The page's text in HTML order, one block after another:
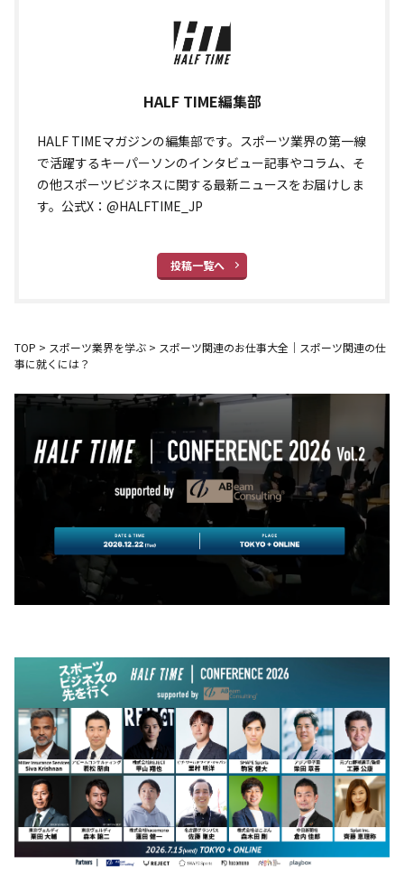
HALF TIME編集部
HALF TIMEマガジンの編集部です。スポーツ業界の第一線
で活躍するキーパーソンのインタビュー記事やコラム、そ
の他スポーツビジネスに関する最新ニュースをお届けしま
す。公式X：@HALFTIME_JP
投稿一覧へ
TOP > スポーツ業界を学ぶ > スポーツ関連のお仕事大全｜スポーツ関連の仕
事に就くには？